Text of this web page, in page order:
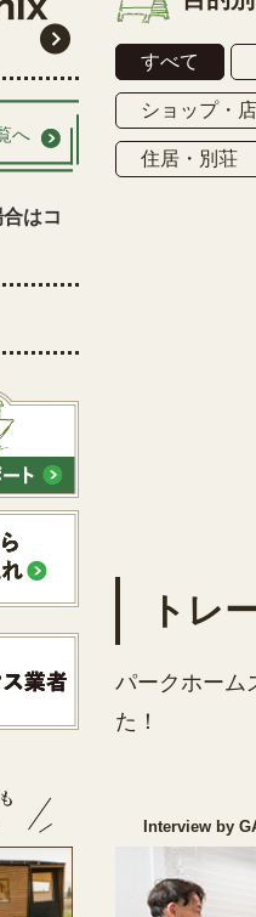
すべて
ショップ・
住居・別荘
トレ
パークホーム
た！
Interview by
へ
はコ